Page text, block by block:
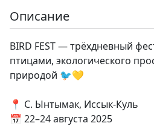
Описание
BIRD FEST — трёхдневный
птицами, экологического
природой 🐦💛
📍 С. Ынтымак, Иссык-Куль
📅 22–24 августа 2025